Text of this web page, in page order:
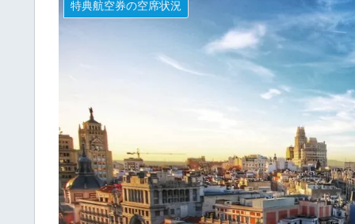
特典航空券の空席状況